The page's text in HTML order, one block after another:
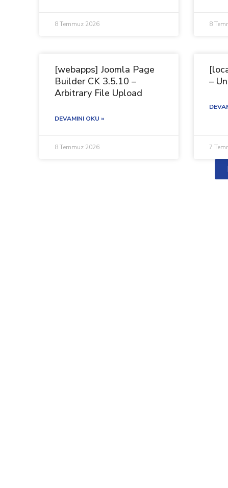
8 Temmuz 2026 8
[webapps] Joomla Page
Builder CK 3.5.10 –
Arbitrary File Upload
DEVAMINI OKU »
8 Temmuz 2026
–
7